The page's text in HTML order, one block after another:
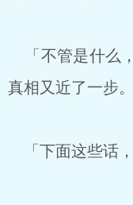
「不管是什么
真相又近了一步。
「下面这些话，